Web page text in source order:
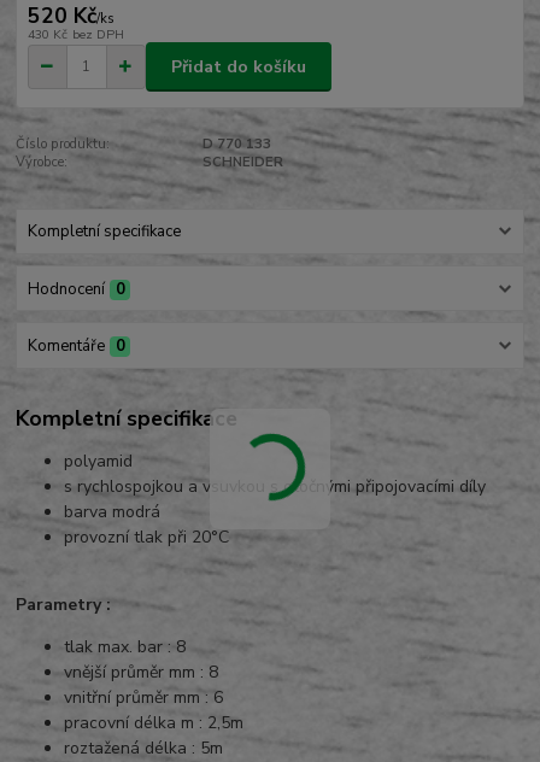
520 Kč/ks
430 Kč bez DPH
Přidat do košíku
Číslo produktu:
D 770 133
Výrobce:
SCHNEIDER
Kompletní specifikace
Hodnocení 0
Komentáře 0
Kompletní specifikace
polyamid
s rychlospojkou a vsuvkou s otočnými připojovacími díly
barva modrá
provozní tlak při 20°C
Parametry :
tlak max. bar : 8
vnější průměr mm : 8
vnitřní průměr mm : 6
pracovní délka m : 2,5m
roztažená délka : 5m